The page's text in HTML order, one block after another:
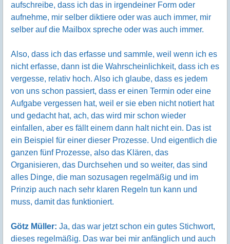
aufschreibe, dass ich das in irgendeiner Form oder
aufnehme, mir selber diktiere oder was auch immer, mir
selber auf die Mailbox spreche oder was auch immer.
Also, dass ich das erfasse und sammle, weil wenn ich es
nicht erfasse, dann ist die Wahrscheinlichkeit, dass ich es
vergesse, relativ hoch. Also ich glaube, dass es jedem
von uns schon passiert, dass er einen Termin oder eine
Aufgabe vergessen hat, weil er sie eben nicht notiert hat
und gedacht hat, ach, das wird mir schon wieder
einfallen, aber es fällt einem dann halt nicht ein. Das ist
ein Beispiel für einer dieser Prozesse. Und eigentlich die
ganzen fünf Prozesse, also das Klären, das
Organisieren, das Durchsehen und so weiter, das sind
alles Dinge, die man sozusagen regelmäßig und im
Prinzip auch nach sehr klaren Regeln tun kann und
muss, damit das funktioniert.
Götz Müller: Ja, das war jetzt schon ein gutes Stichwort,
dieses regelmäßig. Das war bei mir anfänglich und auch